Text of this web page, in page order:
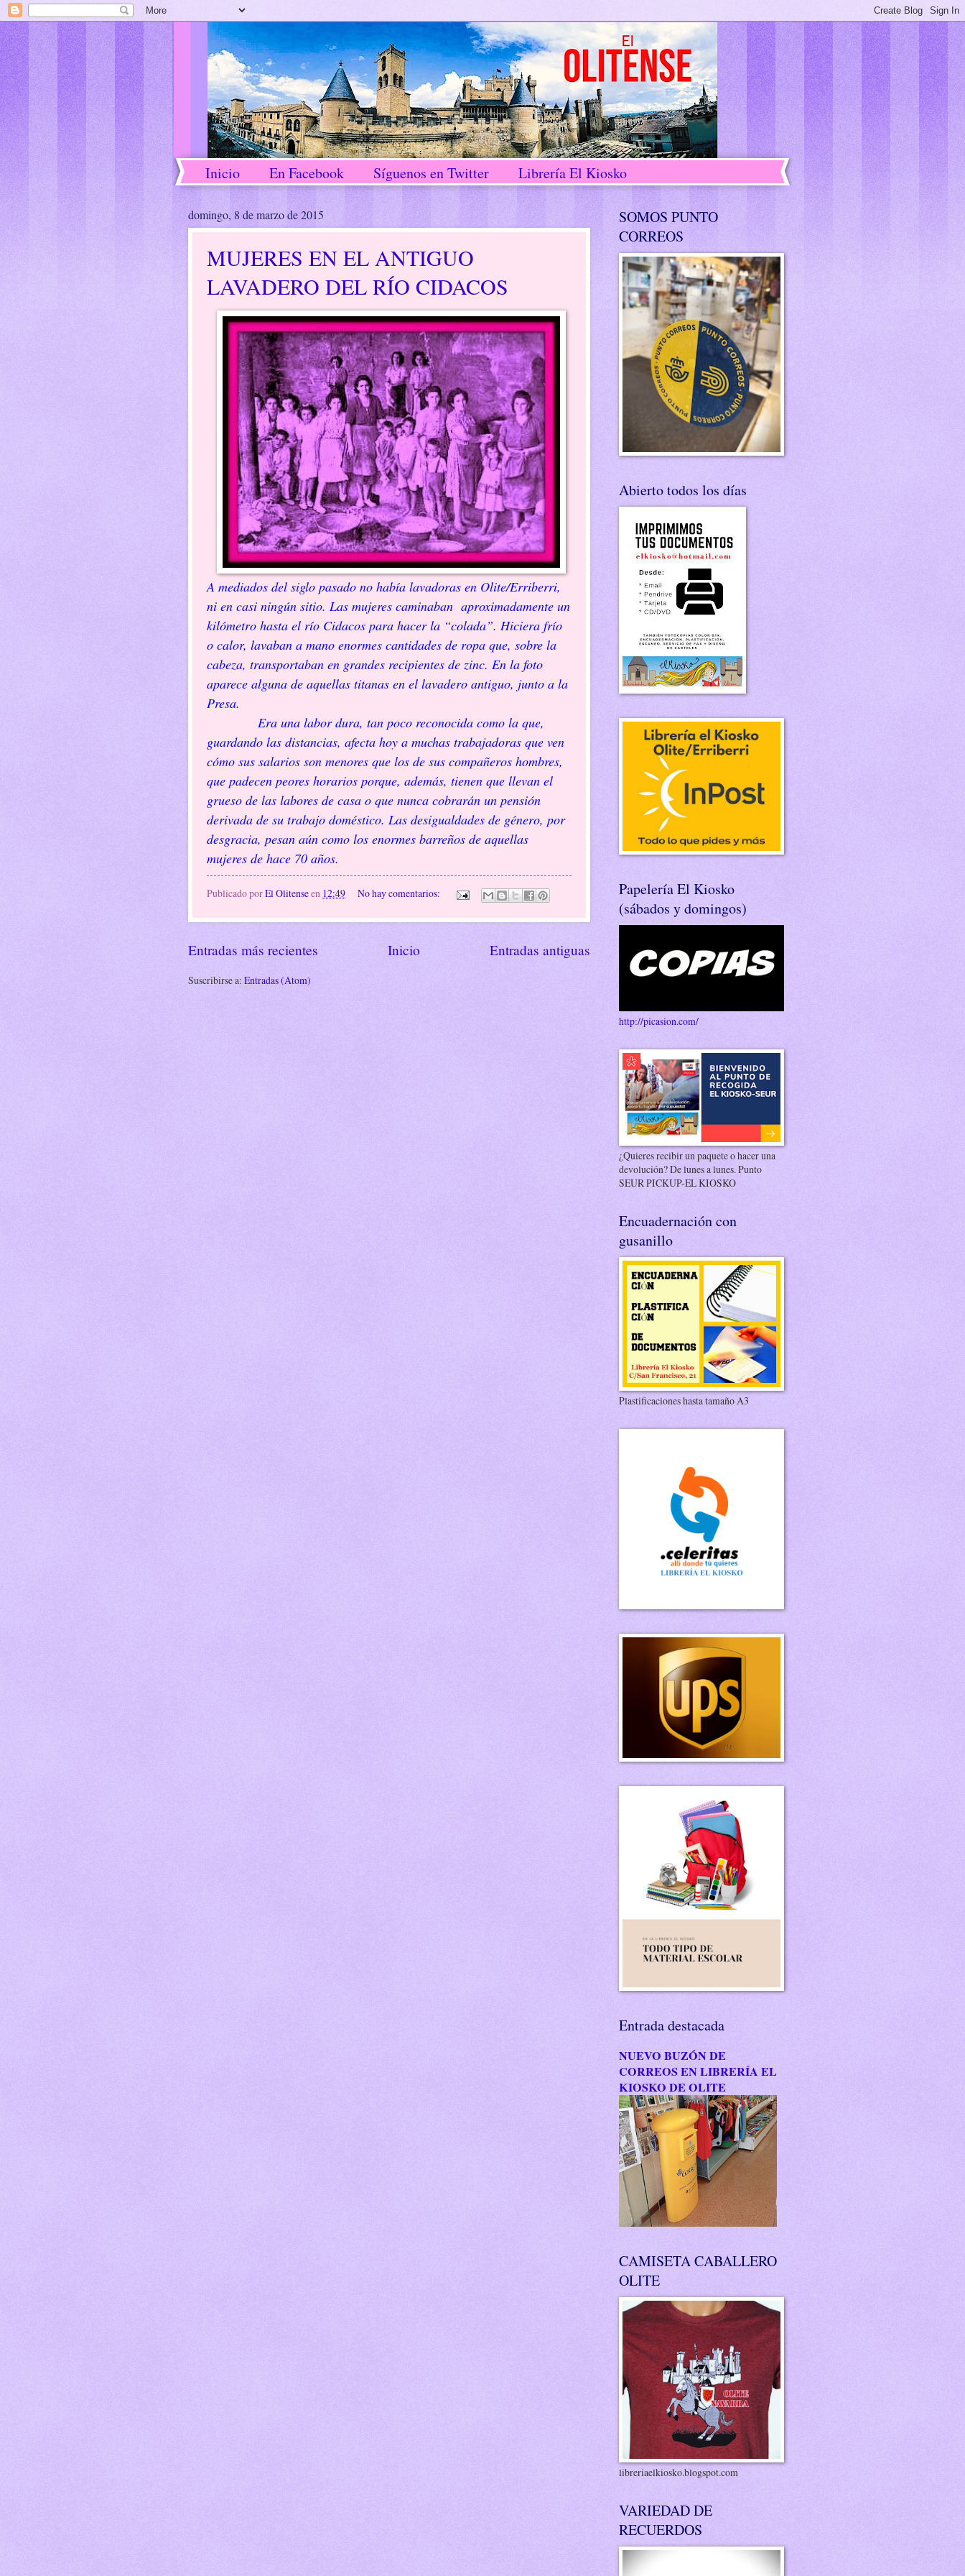
Inicio En Facebook Síguenos en Twitter Librería El Kiosko
domingo, 8 de marzo de 2015
MUJERES EN EL ANTIGUO
LAVADERO DEL RÍO CIDACOS
A mediados del siglo pasado no había lavadoras en Olite/Erriberri,
ni en casi ningún sitio. Las mujeres caminaban aproximadamente un
kilómetro hasta el río Cidacos para hacer la “colada”. Hiciera frío
o calor, lavaban a mano enormes cantidades de ropa que, sobre la
cabeza, transportaban en grandes recipientes de zinc. En la foto
aparece alguna de aquellas titanas en el lavadero antiguo, junto a la
Presa.
Era una labor dura, tan poco reconocida como la que,
guardando las distancias, afecta hoy a muchas trabajadoras que ven
cómo sus salarios son menores que los de sus compañeros hombres,
que padecen peores horarios porque, además, tienen que llevan el
grueso de las labores de casa o que nunca cobrarán un pensión
derivada de su trabajo doméstico. Las desigualdades de género, por
desgracia, pesan aún como los enormes barreños de aquellas
mujeres de hace 70 años.
Publicado porEl Olitenseen 12:49 No hay comentarios:
Entradas más recientes Entradas antiguas
Inicio
Suscribirse a: Entradas (Atom)
SOMOS PUNTO
CORREOS
Abierto todos los días
Papelería El Kiosko
(sábados y domingos)
http://picasion.com/
¿Quieres recibir un paquete o hacer una
devolución? De lunes a lunes. Punto
SEUR PICKUP-EL KIOSKO
Encuadernación con
gusanillo
Plastificaciones hasta tamaño A3
Entrada destacada
NUEVO BUZÓN DE
CORREOS EN LIBRERÍA EL
KIOSKO DE OLITE
CAMISETA CABALLERO
OLITE
libreriaelkiosko.blogspot.com
VARIEDAD DE
RECUERDOS